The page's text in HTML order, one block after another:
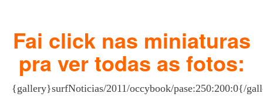
Fai click nas miniaturas
pra ver todas as fotos:
{gallery}surfNoticias/2011/occybook/pase:250:200:0{/